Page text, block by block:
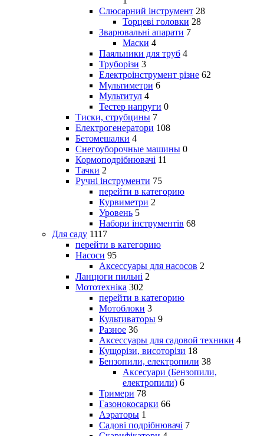
Слюсарний інструмент 28
Торцеві головки 28
Зварювальні апарати 7
Маски 4
Паяльники для труб 4
Труборізи 3
Електроінструмент різне 62
Мультиметри 6
Мультитул 4
Тестер напруги 0
Тиски, струбцины 7
Електрогенератори 108
Бетомешалки 4
Снегоуборочные машины 0
Кормоподрібнювачі 11
Тачки 2
Ручні інструменти 75
перейти в категорию
Курвиметри 2
Уровень 5
Набори інструментів 68
Для саду 1117
перейти в категорию
Насоси 95
Аксессуары для насосов 2
Ланцюги пильні 2
Мототехніка 302
перейти в категорию
Мотоблоки 3
Культиваторы 9
Разное 36
Аксессуары для садовой техники 4
Кущорізи, висоторізи 18
Бензопили, електропили 38
Аксесуари (Бензопили,
електропили) 6
Тримери 78
Газонокосарки 66
Аэраторы 1
Садові подрібнювачі 7